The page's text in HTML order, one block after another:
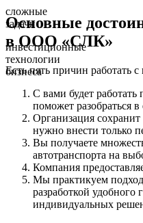
сложные
задачи
инвестиционные
технологии
бизнеса
Основные
в ООО «СЛК»
Есть пять причин работать с
С вами будет
поможет разобраться
Организация сохранит
нужно внести только
Вы получаете
автотранспорта на
Компания
Мы практикуем
разработкой удобного
индивидуальных